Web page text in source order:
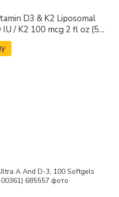
D3 & K2 Liposomal
/ K2 100 mcg 2 fl oz (59
K2